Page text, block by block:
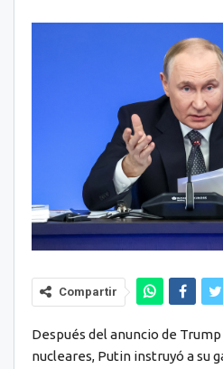
Compartir
Después del anuncio de
nucleares, Putin instruyó a su